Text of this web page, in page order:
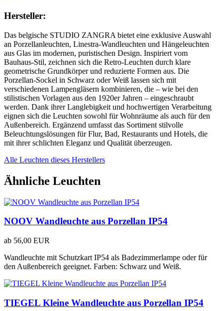
Hersteller:
Das belgische STUDIO ZANGRA bietet eine exklusive Auswahl
an Porzellanleuchten, Linestra-Wandleuchten und Hängeleuchten
aus Glas im modernen, puristischen Design. Inspiriert vom
Bauhaus-Stil, zeichnen sich die Retro-Leuchten durch klare
geometrische Grundkörper und reduzierte Formen aus. Die
Porzellan-Sockel in Schwarz oder Weiß lassen sich mit
verschiedenen Lampengläsern kombinieren, die – wie bei den
stilistischen Vorlagen aus den 1920er Jahren – eingeschraubt
werden. Dank ihrer Langlebigkeit und hochwertigen Verarbeitung
eignen sich die Leuchten sowohl für Wohnräume als auch für den
Außenbereich. Ergänzend umfasst das Sortiment stilvolle
Beleuchtungslösungen für Flur, Bad, Restaurants und Hotels, die
mit ihrer schlichten Eleganz und Qualität überzeugen.
Alle Leuchten dieses Herstellers
Ähnliche Leuchten
NOOV Wandleuchte aus Porzellan IP54
ab 56,00 EUR
Wandleuchte mit Schutzkart IP54 als Badezimmerlampe oder für
den Außenbereich geeignet. Farben: Schwarz und Weiß.
TIEGEL Kleine Wandleuchte aus Porzellan IP54